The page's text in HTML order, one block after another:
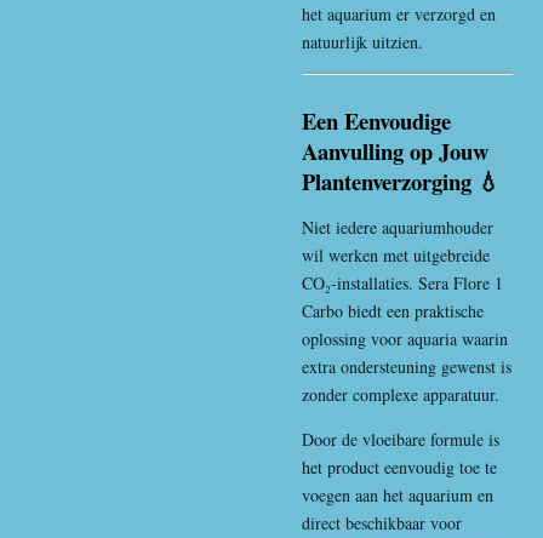
het aquarium er verzorgd en
natuurlijk uitzien.
Een Eenvoudige
Aanvulling op Jouw
Plantenverzorging 💧
Niet iedere aquariumhouder
wil werken met uitgebreide
CO₂-installaties. Sera Flore 1
Carbo biedt een praktische
oplossing voor aquaria waarin
extra ondersteuning gewenst is
zonder complexe apparatuur.
Door de vloeibare formule is
het product eenvoudig toe te
voegen aan het aquarium en
direct beschikbaar voor